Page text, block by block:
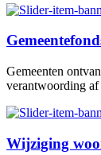
Gemeenten
verantwoording
Wijziging